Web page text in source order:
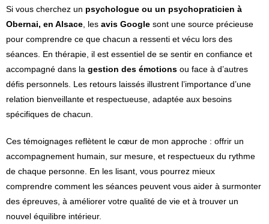
Si vous cherchez un psychologue ou un psychopraticien à
Obernai, en Alsace , les avis Google sont une source précieuse
pour comprendre ce que chacun a ressenti et vécu lors des
séances. En thérapie, il est essentiel de se sentir en confiance et
accompagné dans la gestion des émotions ou face à d’autres
défis personnels. Les retours laissés illustrent l’importance d’une
relation bienveillante et respectueuse, adaptée aux besoins
spécifiques de chacun.
Ces témoignages reflètent le cœur de mon approche : offrir un
accompagnement humain, sur mesure, et respectueux du rythme
de chaque personne. En les lisant, vous pourrez mieux
comprendre comment les séances peuvent vous aider à surmonter
des épreuves, à améliorer votre qualité de vie et à trouver un
nouvel équilibre intérieur.